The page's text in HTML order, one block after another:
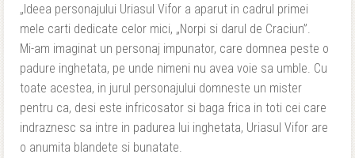
„Ideea personajului Uriasul Vifor a aparut in cadrul primei
mele carti dedicate celor mici, „Norpi si darul de Craciun”.
Mi-am imaginat un personaj impunator, care domnea peste o
padure inghetata, pe unde nimeni nu avea voie sa umble. Cu
toate acestea, in jurul personajului domneste un mister
pentru ca, desi este infricosator si baga frica in toti cei care
indraznesc sa intre in padurea lui inghetata, Uriasul Vifor are
o anumita blandete si bunatate.